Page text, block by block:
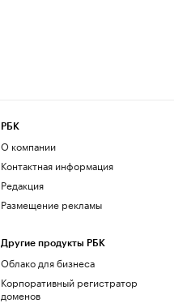
РБК
О компании
Контактная информация
Редакция
Размещение рекламы
Другие продукты РБК
Облако для бизнеса
Корпоративный регистратор
доменов